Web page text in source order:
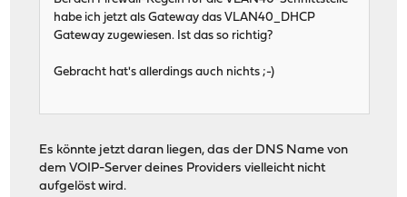
habe ich jetzt als Gateway das VLAN40_DHCP
Gateway zugewiesen. Ist das so richtig?
Gebracht hat's allerdings auch nichts ;-)
Es könnte jetzt daran liegen, das der DNS Name von
dem VOIP-Server deines Providers vielleicht nicht
aufgelöst wird.